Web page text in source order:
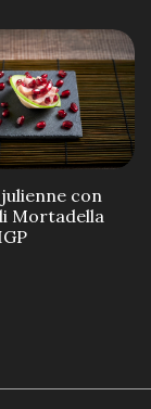
con
Mortadella